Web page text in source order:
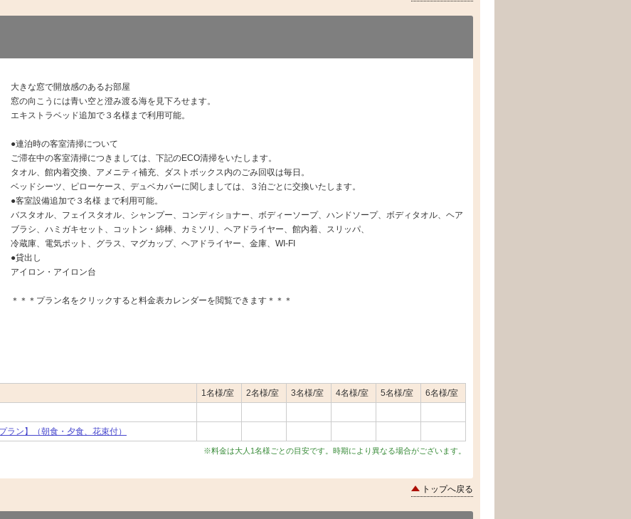
大きな窓で開放感のあるお部屋
窓の向こうには青い空と澄み渡る海を見下ろせます。
エキストラベッド追加で３名様まで利用可能。
●連泊時の客室清掃について
ご滞在中の客室清掃につきましては、下記のECO清掃をいたします。
タオル、館内着交換、アメニティ補充、ダストボックス内のごみ回収は毎日。
ベッドシーツ、ピローケース、デュベカバーに関しましては、３泊ごとに交換いたします。
●客室設備追加で３名様 まで利用可能。
バスタオル、フェイスタオル、シャンプー、コンディショナー、ボディーソープ、ハンドソープ、ボディタオル、ヘア
ブラシ、ハミガキセット、コットン・綿棒、カミソリ、ヘアドライヤー、館内着、スリッパ、
冷蔵庫、電気ポット、グラス、マグカップ、ヘアドライヤー、金庫、WI-FI
●貸出し
アイロン・アイロン台
＊＊＊プラン名をクリックすると料金表カレンダーを閲覧できます＊＊＊
1名様/室 2名様/室 3名様/室 4名様/室 5名様/室
6名様/室
ラン】（朝食・夕食、花束付）
※料金は大人1名様ごとの目安です。時期により異なる場合がございます。
トップへ戻る